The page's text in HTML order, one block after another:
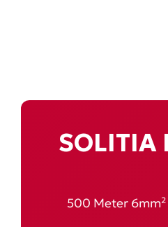
SOLITIA
500 Meter